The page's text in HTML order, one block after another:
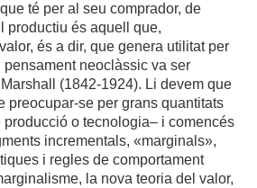
té per al seu comprador, de
productiu és aquell que,
és a dir, que genera utilitat per
neoclàssic va ser
(1842-1924). Li devem que
preocupar-se per grans quantitats
producció o tecnologia– i comencés
incrementals, «marginals»,
i regles de comportament
la nova teoria del valor,